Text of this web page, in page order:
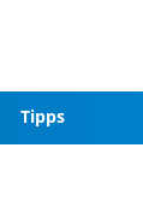
Tipps